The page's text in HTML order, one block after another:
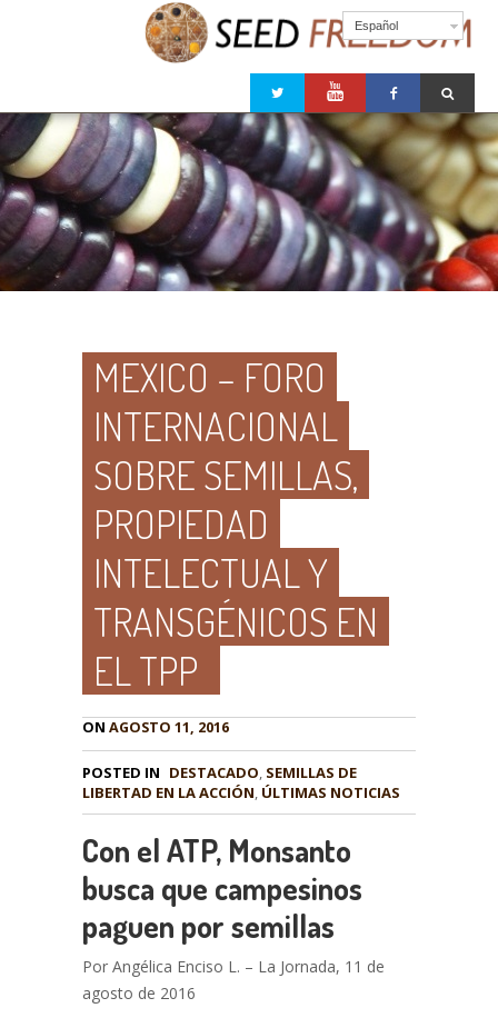
Español
MEXICO – FORO
INTERNACIONAL
SOBRE SEMILLAS,
PROPIEDAD
INTELECTUAL Y
TRANSGÉNICOS EN
EL TPP
ON AGOSTO 11, 2016
POSTED IN DESTACADO, SEMILLAS DE
LIBERTAD EN LA ACCIÓN, ÚLTIMAS NOTICIAS
Con el ATP, Monsanto
busca que campesinos
paguen por semillas
Por Angélica Enciso L. – La Jornada, 11 de
agosto de 2016